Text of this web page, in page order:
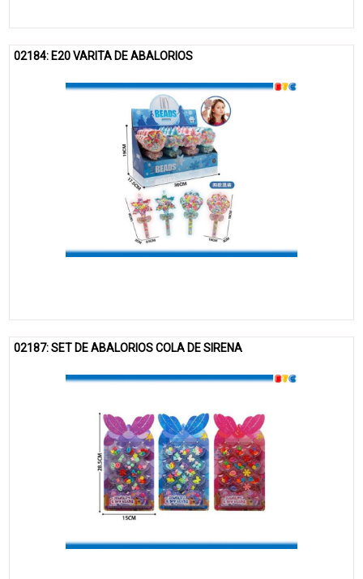
02184: E20 VARITA DE ABALORIOS
02187: SET DE ABALORIOS COLA DE SIRENA